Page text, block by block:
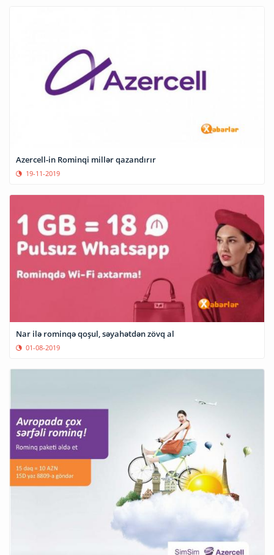
Azercell-in Rominqi millər qazandırır
19-11-2019
Nar ilə rominqə qoşul, səyahətdən zövq al
01-08-2019